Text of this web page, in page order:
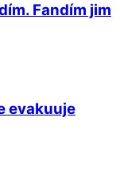
Fandím jim
evakuuje